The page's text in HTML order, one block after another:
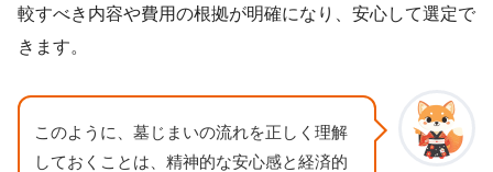
較すべき内容や費用の根拠が明確になり、安心して選定で
きます。
このように、墓じまいの流れを正しく理解
しておくことは、精神的な安心感と経済的